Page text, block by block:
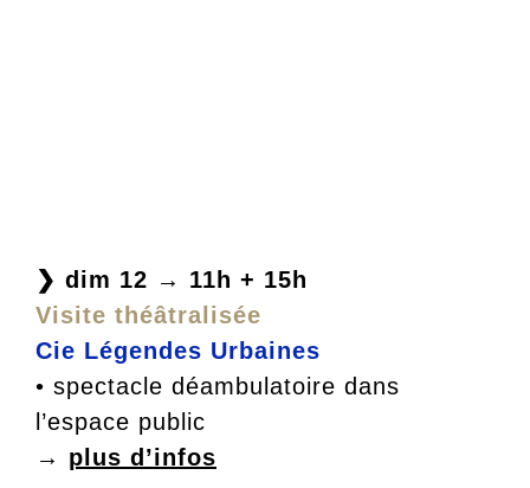
❯ dim 12 → 11h + 15h
Visite théâtralisée
Cie Légendes Urbaines
• spectacle déambulatoire dans
l’espace public
→ plus d’infos